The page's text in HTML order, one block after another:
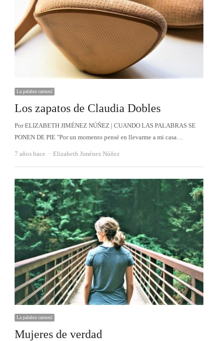
La palabra carmesí
Los zapatos de Claudia Dobles
Por ELIZABETH JIMÉNEZ NÚÑEZ | CUANDO LAS PALABRAS SE
PONEN DE PIE "Por un momento pensé en llevarme a mi casa…
7 años hace Autor
Elizabeth Jiménez Núñez
La palabra carmesí
Mujeres de verdad